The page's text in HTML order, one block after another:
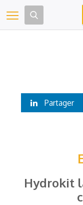
Toggle
Partager
Hydrokit
Panneau de gestion